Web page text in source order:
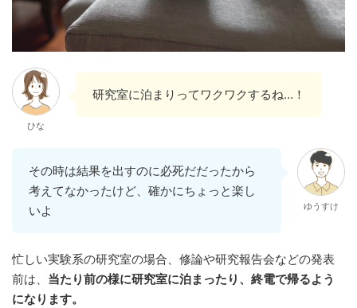
ひな
研究室に泊まりってワクワクするね…！
その時は結果を出すのに必死だだったから
考えてなかったけど、確かにちょっと楽し
いよ
ゆうすけ
忙しい実験系の研究室の場合、修論や研究報告会などの発表
前は、 当たり前の様に研究室に泊まったり、終電で帰るよう
になります。